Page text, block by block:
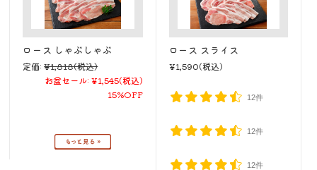
ロース しゃぶしゃぶ
定価: ¥1,818(税込)
お盆セール: ¥1,545(税込)
15%OFF
ロース スライス
¥1,590(税込)
12件
12件
12件